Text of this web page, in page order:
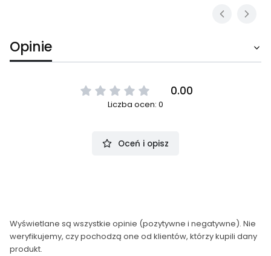
Opinie
0.00
Liczba ocen: 0
Oceń i opisz
Wyświetlane są wszystkie opinie (pozytywne i negatywne). Nie
weryfikujemy, czy pochodzą one od klientów, którzy kupili dany
produkt.